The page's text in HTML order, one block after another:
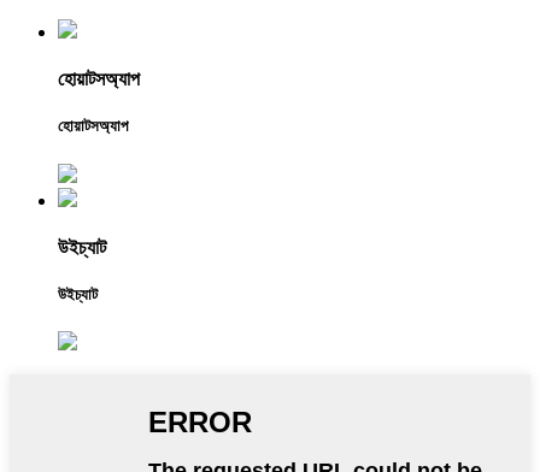
হোয়াটসঅ্যাপ
হোয়াটসঅ্যাপ
উইচ্যাট
উইচ্যাট